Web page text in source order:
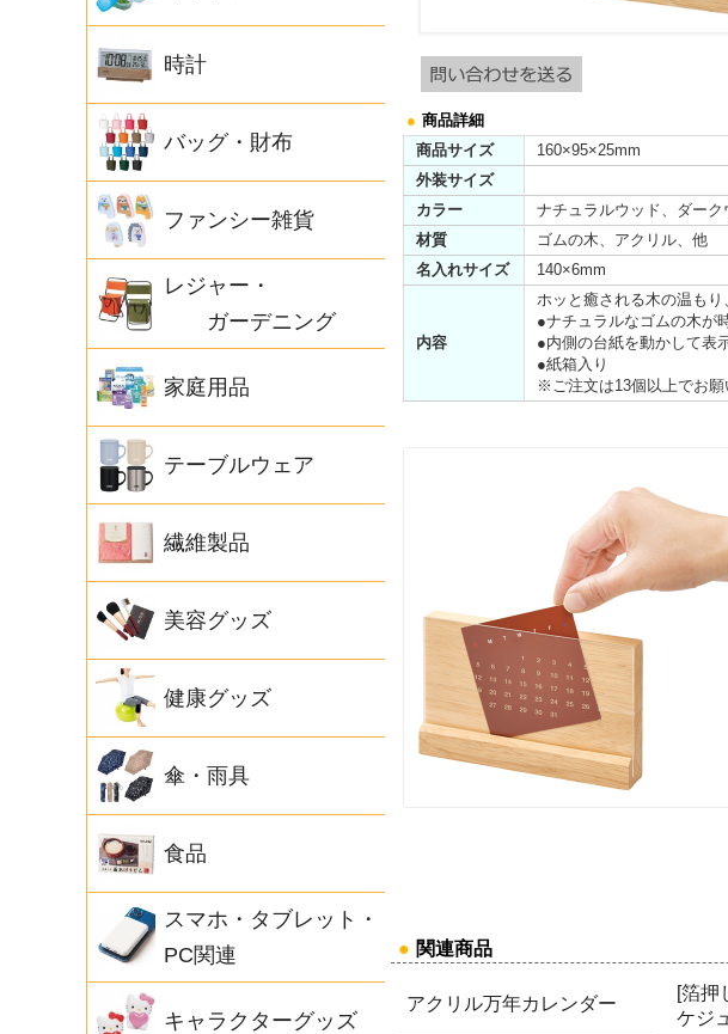
時計
バッグ・財布
ファンシー雑貨
レジャー・
ガーデニング
家庭用品
テーブルウェア
繊維製品
美容グッズ
健康グッズ
傘・雨具
食品
スマホ・タブレット・
PC関連
キャラクターグッズ
● 商品詳細
商品サイズ
160×95×25mm
外装サイズ
カラー
ナチュラルウッド、ダーク
材質
ゴムの木、アクリル、他
名入れサイズ
140×6mm
内容
ホッと癒される木の温も
●ナチュラルなゴムの木が
●内側の台紙を動かして表
●紙箱入り
※ご注文は13個以上でお願
● 関連商品
アクリル万年カレンダー
[箔押
ケジ